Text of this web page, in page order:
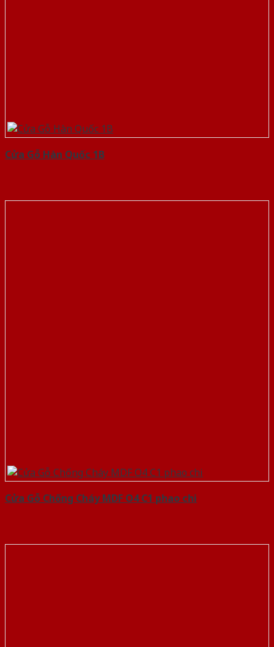
Cửa Gỗ Hàn Quốc 1B
Cửa Gỗ Chống Cháy MDF O4 C1 phao chi